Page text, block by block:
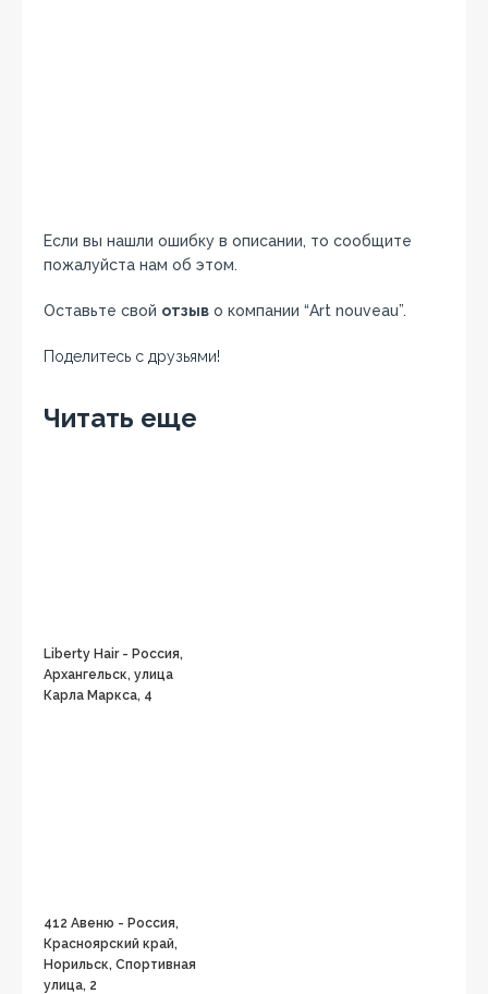
Если вы нашли ошибку в описании, то сообщите
пожалуйста нам об этом.
Оставьте свой отзыв о компании “Art nouveau”.
Поделитесь с друзьями!
Читать еще
Liberty Hair - Россия,
Архангельск, улица
Карла Маркса, 4
412 Авеню - Россия,
Красноярский край,
Норильск, Спортивная
улица, 2